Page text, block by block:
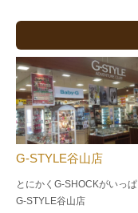
G-STYLE谷山店
とにかくG-SHOCKがいっ
G-STYLE谷山店